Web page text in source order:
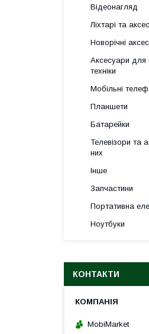
Відеонагляд
Ліхтарі та
Новорічні
Аксесуари для
техніки
Мобільні
Планшети
Батарейки
Телевізори та
них
Інше
Запчастини
Портативна
Ноутбуки
КОНТАКТИ
MobiMarket